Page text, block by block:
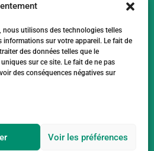
nous utilisons des technologies telles
sur votre appareil. Le fait de
des données telles que le
sur ce site. Le fait de ne pas
des conséquences négatives sur
Voir les préférences